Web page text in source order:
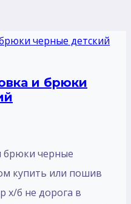
и брюки
брюки черные
купить или пошив
х/б не дорога в